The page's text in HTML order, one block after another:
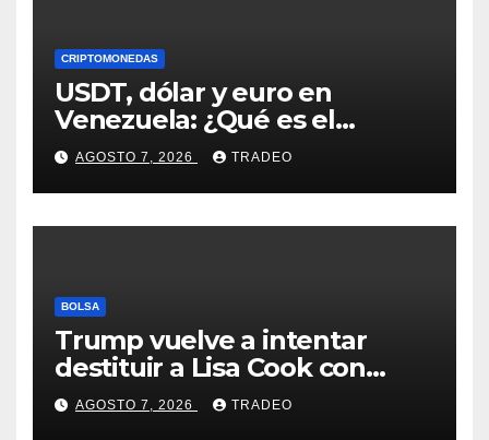
CRIPTOMONEDAS
USDT, dólar y euro en
Venezuela: ¿Qué es el
fenómeno “Rockets and
Feathers”?
AGOSTO 7, 2026 TRADEO
BOLSA
Trump vuelve a intentar
destituir a Lisa Cook con
acusaciones de fraude
hipotecario
AGOSTO 7, 2026 TRADEO